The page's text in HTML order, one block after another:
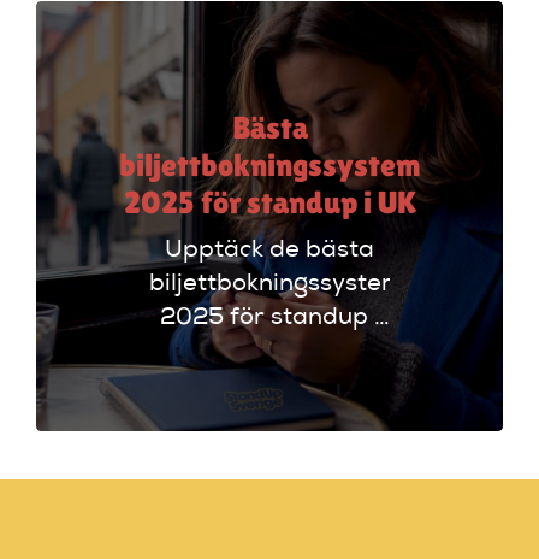
evenemangskalender
och biljettlänkar!
Bästa
biljettbokningssystem
2025 för standup i UK
Upptäck de bästa
biljettbokningssystem
2025 för standup i
UK. Jämför
plattformar som
Ticketmaster och
rätt alternativ!